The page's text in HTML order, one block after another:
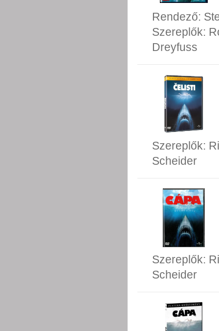
Rendező:
Szereplők:
Dreyfuss
Szereplők:
Scheider
Szereplők:
Scheider